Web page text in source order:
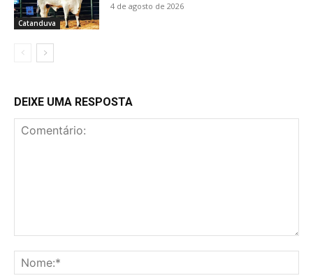
Catanduva
4 de agosto de 2026
DEIXE UMA RESPOSTA